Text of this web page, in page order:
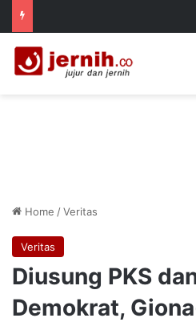
Home /Veritas
Veritas
Diusung PKS
Demokrat,